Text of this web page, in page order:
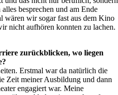
besprechen und am Ende
wären wir sogar fast aus dem Kino
nicht aufhören konnten zu lachen.
zurückblicken, wo liegen
Erstmal war da natürlich die
Zeit meiner Ausbildung und dann
engagiert war. Meine